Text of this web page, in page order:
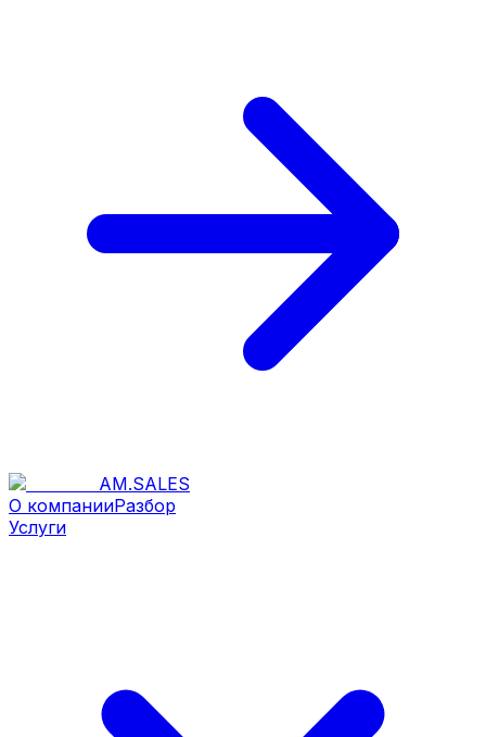
AM.SALES
О компанииРазбор
Услуги